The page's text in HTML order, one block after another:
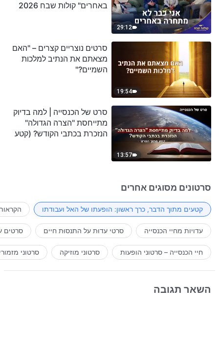
29:12
באחרים" קולות שבח 2026
19:54
סרטים נוצריים קצרים – "האם
מצאתם את הנתיב למלכות
השמיים?"
13:57
סרט של הכנסייה | למה בדיוק
מתייחסת "הצרה הגדולה"
הנזכרת בכתבי הקודש? (קטע
סרטונים מסוגים אחרים
קטעים מתוך הדבר, כרך ראשון: הופעתו של האל ועבודתו
עדויות מחיי הכנסייה סרטי עדוּת על התנסוּת חיים סרטים
חיי הכנסייה – סרטוני הופעות סרטוני מוזיקה סרטוני
השאר תגובה